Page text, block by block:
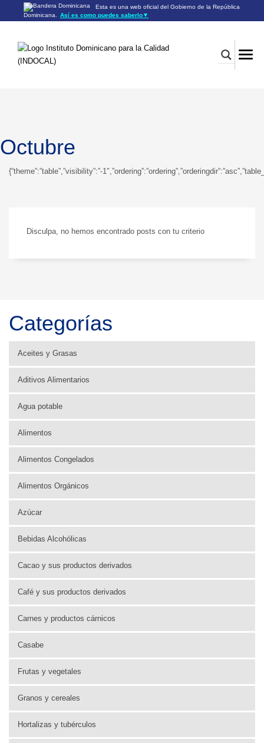
Esta es una web oficial del Gobierno de la República
Dominicana.
Así es como puedes saberlo▼
Los sitios web oficiales utilizan .gob.do o .gov.do
Los sitios web oficiales .gob.do o .gov.do seguros utilizan
HTTPS
Octubre
{“theme”:”table”,”visibility”:”-
Disculpa, no hemos encontrado posts con tu criterio
Categorías
Aceites y Grasas
Aditivos Alimentarios
Agua potable
Alimentos
Alimentos Congelados
Alimentos Orgánicos
Azúcar
Bebidas Alcohólicas
Cacao y sus productos derivados
Café y sus productos derivados
Carnes y productos cárnicos
Casabe
Frutas y vegetales
Granos y cereales
Hortalizas y tubérculos